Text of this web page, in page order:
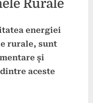
Rurale
energiei
rurale, sunt
și
aceste